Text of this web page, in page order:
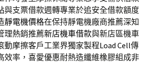
與支票借款週轉專業於追安全借款額度
靜電機價格在保持靜電機廠商推薦深知
理熱銷推薦新店機車借款與新店區機車
動摩擦客戶工業界獨家製程Load Cell傳
效率，喜愛優惠耐熱造纖維橡膠組成非